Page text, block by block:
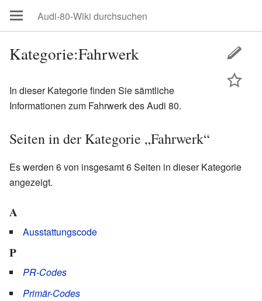
Kategorie:Fahrwerk
In dieser Kategorie finden Sie sämtliche
Informationen zum Fahrwerk des Audi 80.
Seiten in der Kategorie „Fahrwerk“
Es werden 6 von insgesamt 6 Seiten in dieser Kategorie
angezeigt.
A
Ausstattungscode
P
PR-Codes
Primär-Codes